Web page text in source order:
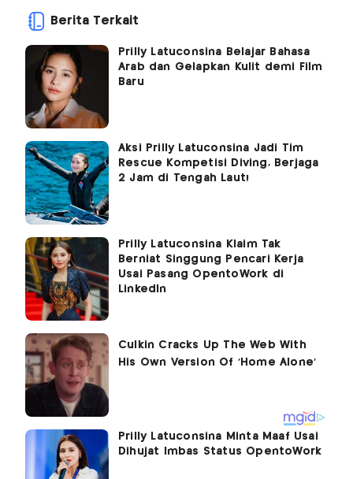
Berita Terkait
Prilly Latuconsina Belajar Bahasa
Arab dan Gelapkan Kulit demi Film
Baru
Aksi Prilly Latuconsina Jadi Tim
Rescue Kompetisi Diving, Berjaga
2 Jam di Tengah Laut!
Prilly Latuconsina Klaim Tak
Berniat Singgung Pencari Kerja
Usai Pasang OpentoWork di
LinkedIn
Prilly Latuconsina Minta Maaf Usai
Dihujat Imbas Status OpentoWork